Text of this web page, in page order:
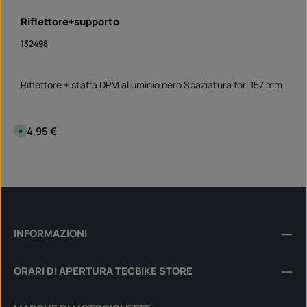
Riflettore+supporto
132498
Riflettore + staffa DPM alluminio nero Spaziatura fori 157 mm
Prezzo normale:
D
i
b
t
e
d
i
n
24,95 €
INFORMAZIONI
ORARI DI APERTURA TECBIKE STORE